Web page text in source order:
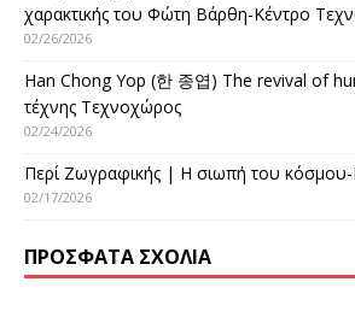
χαρακτικής του Φώτη Βάρθη-Κέντρο
02/26/2026
Han Chong Yop (한 종엽) The revival of
τέχνης Τεχνοχώρος
02/24/2026
Περί Ζωγραφικής | Η σιωπή του
02/17/2026
ΠΡΌΣΦΑΤΑ ΣΧΌΛΙΑ